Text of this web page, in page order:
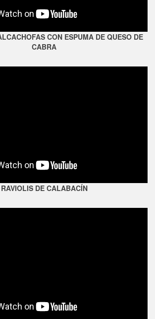
CON ESPUMA DE QUESO DE
CABRA
RAVIOLIS DE CALABACÍN